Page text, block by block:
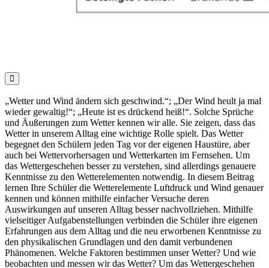

„Wetter und Wind ändern sich geschwind.“; „Der Wind heult ja mal
wieder gewaltig!“; „Heute ist es drückend heiß!“. Solche Sprüche
und Äußerungen zum Wetter kennen wir alle. Sie zeigen, dass das
Wetter in unserem Alltag eine wichtige Rolle spielt. Das Wetter
begegnet den Schülern jeden Tag vor der eigenen Haustüre, aber
auch bei Wettervorhersagen und Wetterkarten im Fernsehen. Um
das Wettergeschehen besser zu verstehen, sind allerdings genauere
Kenntnisse zu den Wetterelementen notwendig. In diesem Beitrag
lernen Ihre Schüler die Wetterelemente Luftdruck und Wind genauer
kennen und können mithilfe einfacher Versuche deren
Auswirkungen auf unseren Alltag besser nachvollziehen. Mithilfe
vielseitiger Aufgabenstellungen verbinden die Schüler ihre eigenen
Erfahrungen aus dem Alltag und die neu erworbenen Kenntnisse zu
den physikalischen Grundlagen und den damit verbundenen
Phänomenen. Welche Faktoren bestimmen unser Wetter? Und wie
beobachten und messen wir das Wetter? Um das Wettergeschehen